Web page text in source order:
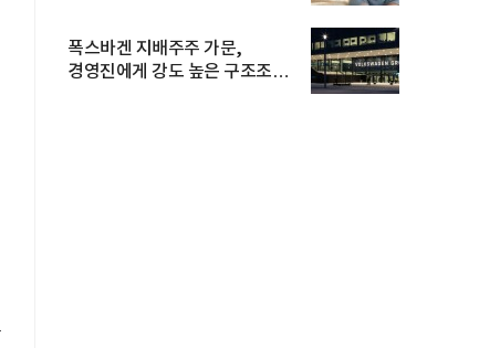
폭스바겐 지배주주 가문,
경영진에게 강도 높은 구조조정